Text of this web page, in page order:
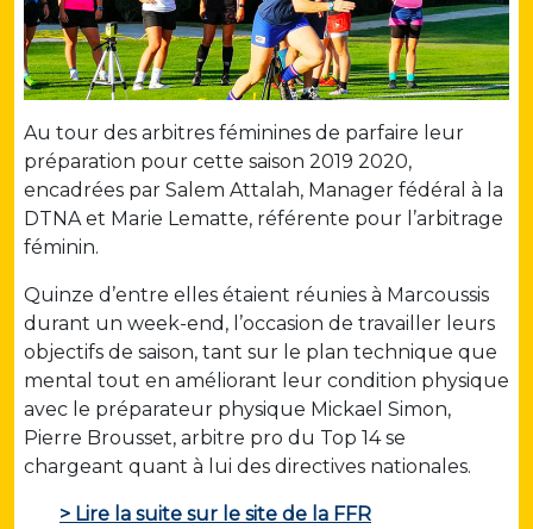
Au tour des arbitres féminines de parfaire leur
préparation pour cette saison 2019 2020,
encadrées par Salem Attalah, Manager fédéral à la
DTNA et Marie Lematte, référente pour l’arbitrage
féminin.
Quinze d’entre elles étaient réunies à Marcoussis
durant un week-end, l’occasion de travailler leurs
objectifs de saison, tant sur le plan technique que
mental tout en améliorant leur condition physique
avec le préparateur physique Mickael Simon,
Pierre Brousset, arbitre pro du Top 14 se
chargeant quant à lui des directives nationales.
> Lire la suite sur le site de la FFR